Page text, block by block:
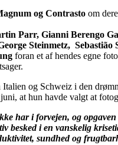
og Contrasto om
Parr, Gianni Berengo
Steinmetz, Sebastião
foran et af hendes egne
og Schweiz i den
at hun havde valgt at
har i forvejen, og
besked i en vanskelig
sundhed og